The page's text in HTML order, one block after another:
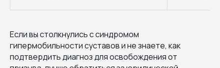
Если вы столкнулись с синдромом
гипермобильности суставов и не знаете, как
подтвердить диагноз для освобождения от